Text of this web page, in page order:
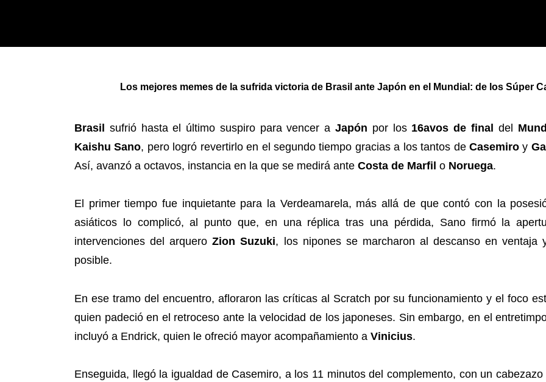
Los mejores memes de la sufrida victoria de Brasil ante Japón en el Mundial: de los Súper
Brasil sufrió hasta el último suspiro para vencer aJapón por los 16avos de final del
Kaishu Sano, pero logró revertirlo en el segundo tiempo gracias a los tantos deCasemiro y
Así, avanzó a octavos, instancia en la que se medirá ante Costa de Marfil o Noruega.
El primer tiempo fue inquietante para la Verdeamarela, más allá de que contó con la
asiáticos lo complicó, al punto que, en una réplica tras una pérdida, Sano firmó la
intervenciones del arqueroZion Suzuki, los nipones se marcharon al descanso en
posible.
En ese tramo del encuentro, afloraron las críticas al Scratch por su funcionamiento y el foco
quien padeció en el retroceso ante la velocidad de los japoneses. Sin embargo, en el
incluyó a Endrick, quien le ofreció mayor acompañamiento a Vinicius.
Enseguida, llegó la igualdad de Casemiro, a los 11 minutos del complemento, con un